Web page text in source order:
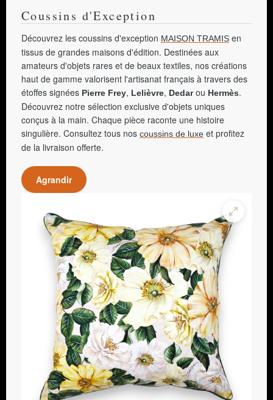
Coussins d'Exception
Découvrez les coussins d'exception MAISON TRAMIS en
tissus de grandes maisons d'édition. Destinées aux
amateurs d'objets rares et de beaux textiles, nos créations
haut de gamme valorisent l'artisanat français à travers des
étoffes signées Pierre Frey, Lelièvre, Dedarou Hermès.
Découvrez notre sélection exclusive d'objets uniques
conçus à la main. Chaque pièce raconte une histoire
singulière. Consultez tous nos coussins de luxe et profitez
de la livraison offerte.
Agrandir